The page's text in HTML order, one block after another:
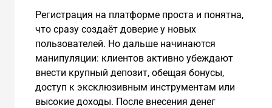
Регистрация на платформе проста и понятна,
что сразу создаёт доверие у новых
пользователей. Но дальше начинаются
манипуляции: клиентов активно убеждают
внести крупный депозит, обещая бонусы,
доступ к эксклюзивным инструментам или
высокие доходы. После внесения денег